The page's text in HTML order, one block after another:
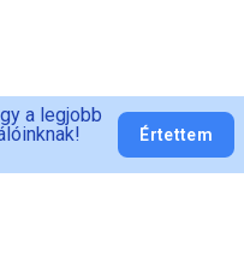
a legjobb
Értettem